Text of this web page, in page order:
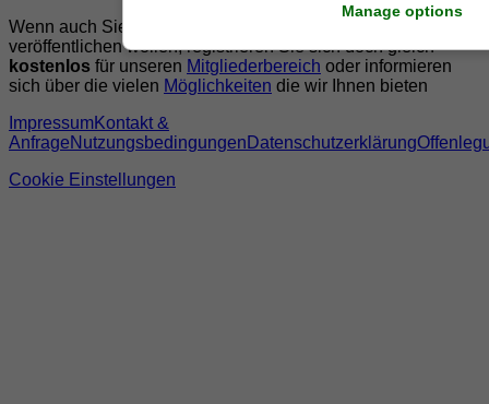
Wenn auch Sie Ihre Informationen auf suedsteiermark.at
veröffentlichen wollen, registrieren Sie sich doch gleich
kostenlos für unseren Mitgliederbereich oder informieren
sich über die vielen Möglichkeiten die wir Ihnen bieten
ImpressumKontakt &
AnfrageNutzungsbedingungen Datenschutzerklärung
Cookie Einstellungen
Manage options